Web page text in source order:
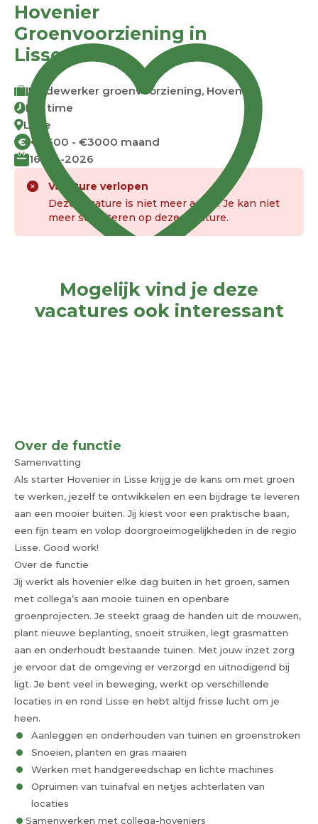
Hovenier
Groenvoorziening in
Lisse
Medewerker groenvoorziening, Hovenier
Full time
Lisse
€ €2600 - €3000 maand
16-04-2026
Vacature verlopen
Deze vacature is niet meer actief. Je kan niet
meer solliciteren op deze vacature.
Mogelijk vind je deze
vacatures ook interessant
Over de functie
Samenvatting
Als starter Hovenier in Lisse krijg je de kans om met groen
te werken, jezelf te ontwikkelen en een bijdrage te leveren
aan een mooier buiten. Jij kiest voor een praktische baan,
een fijn team en volop doorgroeimogelijkheden in de regio
Lisse. Good work!
Over de functie
Jij werkt als hovenier elke dag buiten in het groen, samen
met collega’s aan mooie tuinen en openbare
groenprojecten. Je steekt graag de handen uit de mouwen,
plant nieuwe beplanting, snoeit struiken, legt grasmatten
aan en onderhoudt bestaande tuinen. Met jouw inzet zorg
je ervoor dat de omgeving er verzorgd en uitnodigend bij
ligt. Je bent veel in beweging, werkt op verschillende
locaties in en rond Lisse en hebt altijd frisse lucht om je
heen.
Aanleggen en onderhouden van tuinen en groenstroken
Snoeien, planten en gras maaien
Werken met handgereedschap en lichte machines
Opruimen van tuinafval en netjes achterlaten van
locaties
Samenwerken met collega-hoveniers